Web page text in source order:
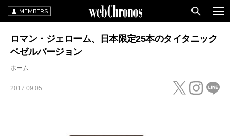
MEMBERS
ロマン・ジェローム、日本限定25本のタイタニック
ベゼルバージョン
ホーム
2017.09.05